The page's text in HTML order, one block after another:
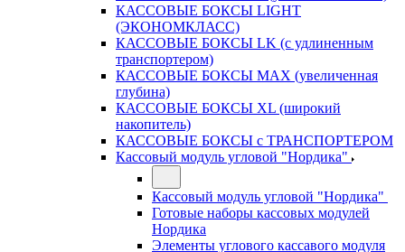
КАССОВЫЕ БОКСЫ LIGHT
(ЭКОНОМКЛАСС)
КАССОВЫЕ БОКСЫ LK (с удлиненным
транспортером)
КАССОВЫЕ БОКСЫ MAX (увеличенная
глубина)
КАССОВЫЕ БОКСЫ XL (широкий
накопитель)
КАССОВЫЕ БОКСЫ с ТРАНСПОРТЕРОМ
Кассовый модуль угловой "Нордика"
Кассовый модуль угловой "Нордика"
Готовые наборы кассовых модулей
Нордика
Элементы углового кассавого модуля